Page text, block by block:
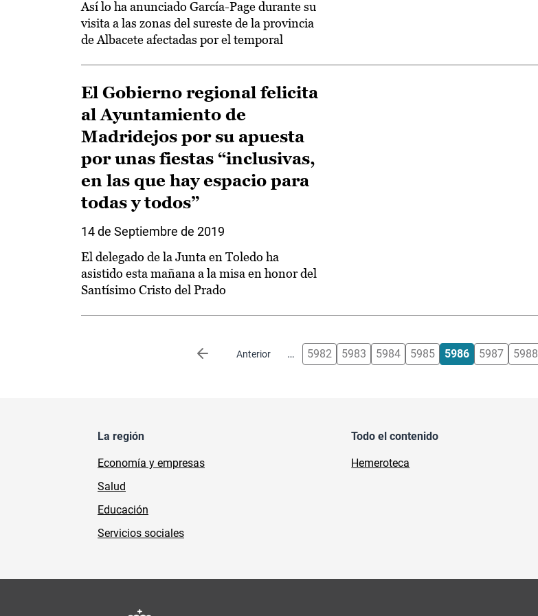
Así lo ha anunciado García-Page durante su
visita a las zonas del sureste de la provincia
de Albacete afectadas por el temporal
El Gobierno regional felicita
al Ayuntamiento de
Madridejos por su apuesta
por unas fiestas “inclusivas,
en las que hay espacio para
todas y todos”
14 de Septiembre de 2019
El delegado de la Junta en Toledo ha
asistido esta mañana a la misa en honor del
Santísimo Cristo del Prado
Anterior
Página anterior … 5982 5983 5984 5985 5986 5987 5988
La región
Economía y empresas
Salud
Educación
Servicios sociales
Todo el contenido
Hemeroteca